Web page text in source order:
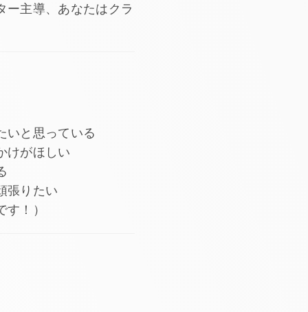
ー主導、あなたはクラ
いと思っている
けがほしい
張りたい
！）